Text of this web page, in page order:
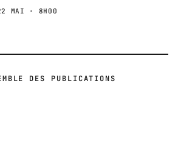
MAI · 8H00
DES PUBLICATIONS